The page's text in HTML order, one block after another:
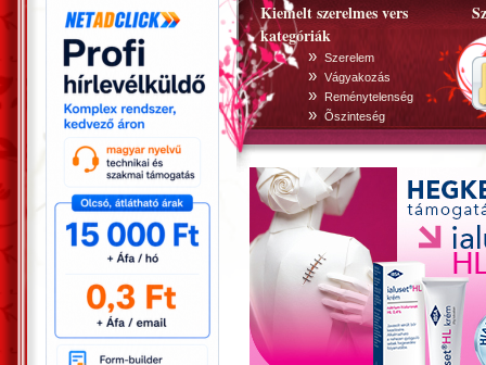
Kiemelt szerelmes vers
kategóriák
» Szerelem
» Vágyakozás
» Reménytelenség
» Õszinteség